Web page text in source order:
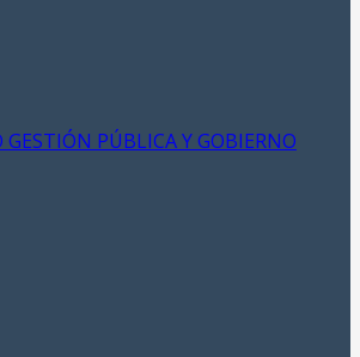
PÚBLICA Y GOBIERNO